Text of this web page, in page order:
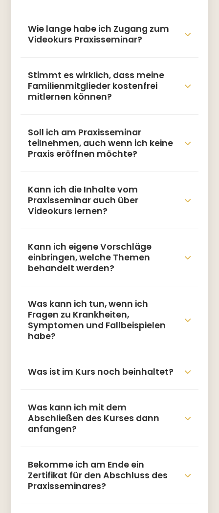
Wie lange habe ich Zugang zum
Videokurs Praxisseminar?
Stimmt es wirklich, dass meine
Familienmitglieder kostenfrei
mitlernen können?
Soll ich am Praxisseminar
teilnehmen, auch wenn ich keine
Praxis eröffnen möchte?
Kann ich die Inhalte vom
Praxisseminar auch über
Videokurs lernen?
Kann ich eigene Vorschläge
einbringen, welche Themen
behandelt werden?
Was kann ich tun, wenn ich
Fragen zu Krankheiten,
Symptomen und Fallbeispielen
habe?
Was ist im Kurs noch beinhaltet?
Was kann ich mit dem
Abschließen des Kurses dann
anfangen?
Bekomme ich am Ende ein
Zertifikat für den Abschluss des
Praxisseminares?